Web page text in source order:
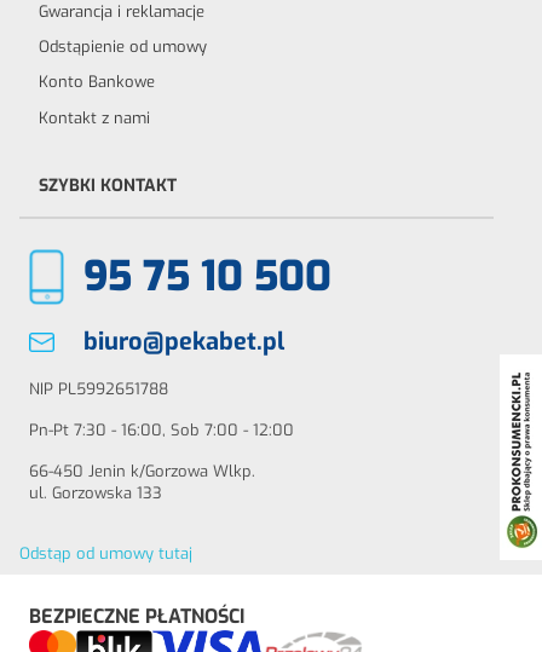
Gwarancja i reklamacje
Odstąpienie od umowy
Konto Bankowe
Kontakt z nami
SZYBKI KONTAKT
95 75 10 500
biuro@pekabet.pl
NIP PL5992651788
Pn-Pt 7:30 - 16:00, Sob 7:00 - 12:00
66-450 Jenin k/Gorzowa Wlkp.
ul. Gorzowska 133
Odstąp od umowy tutaj
BEZPIECZNE PŁATNOŚCI